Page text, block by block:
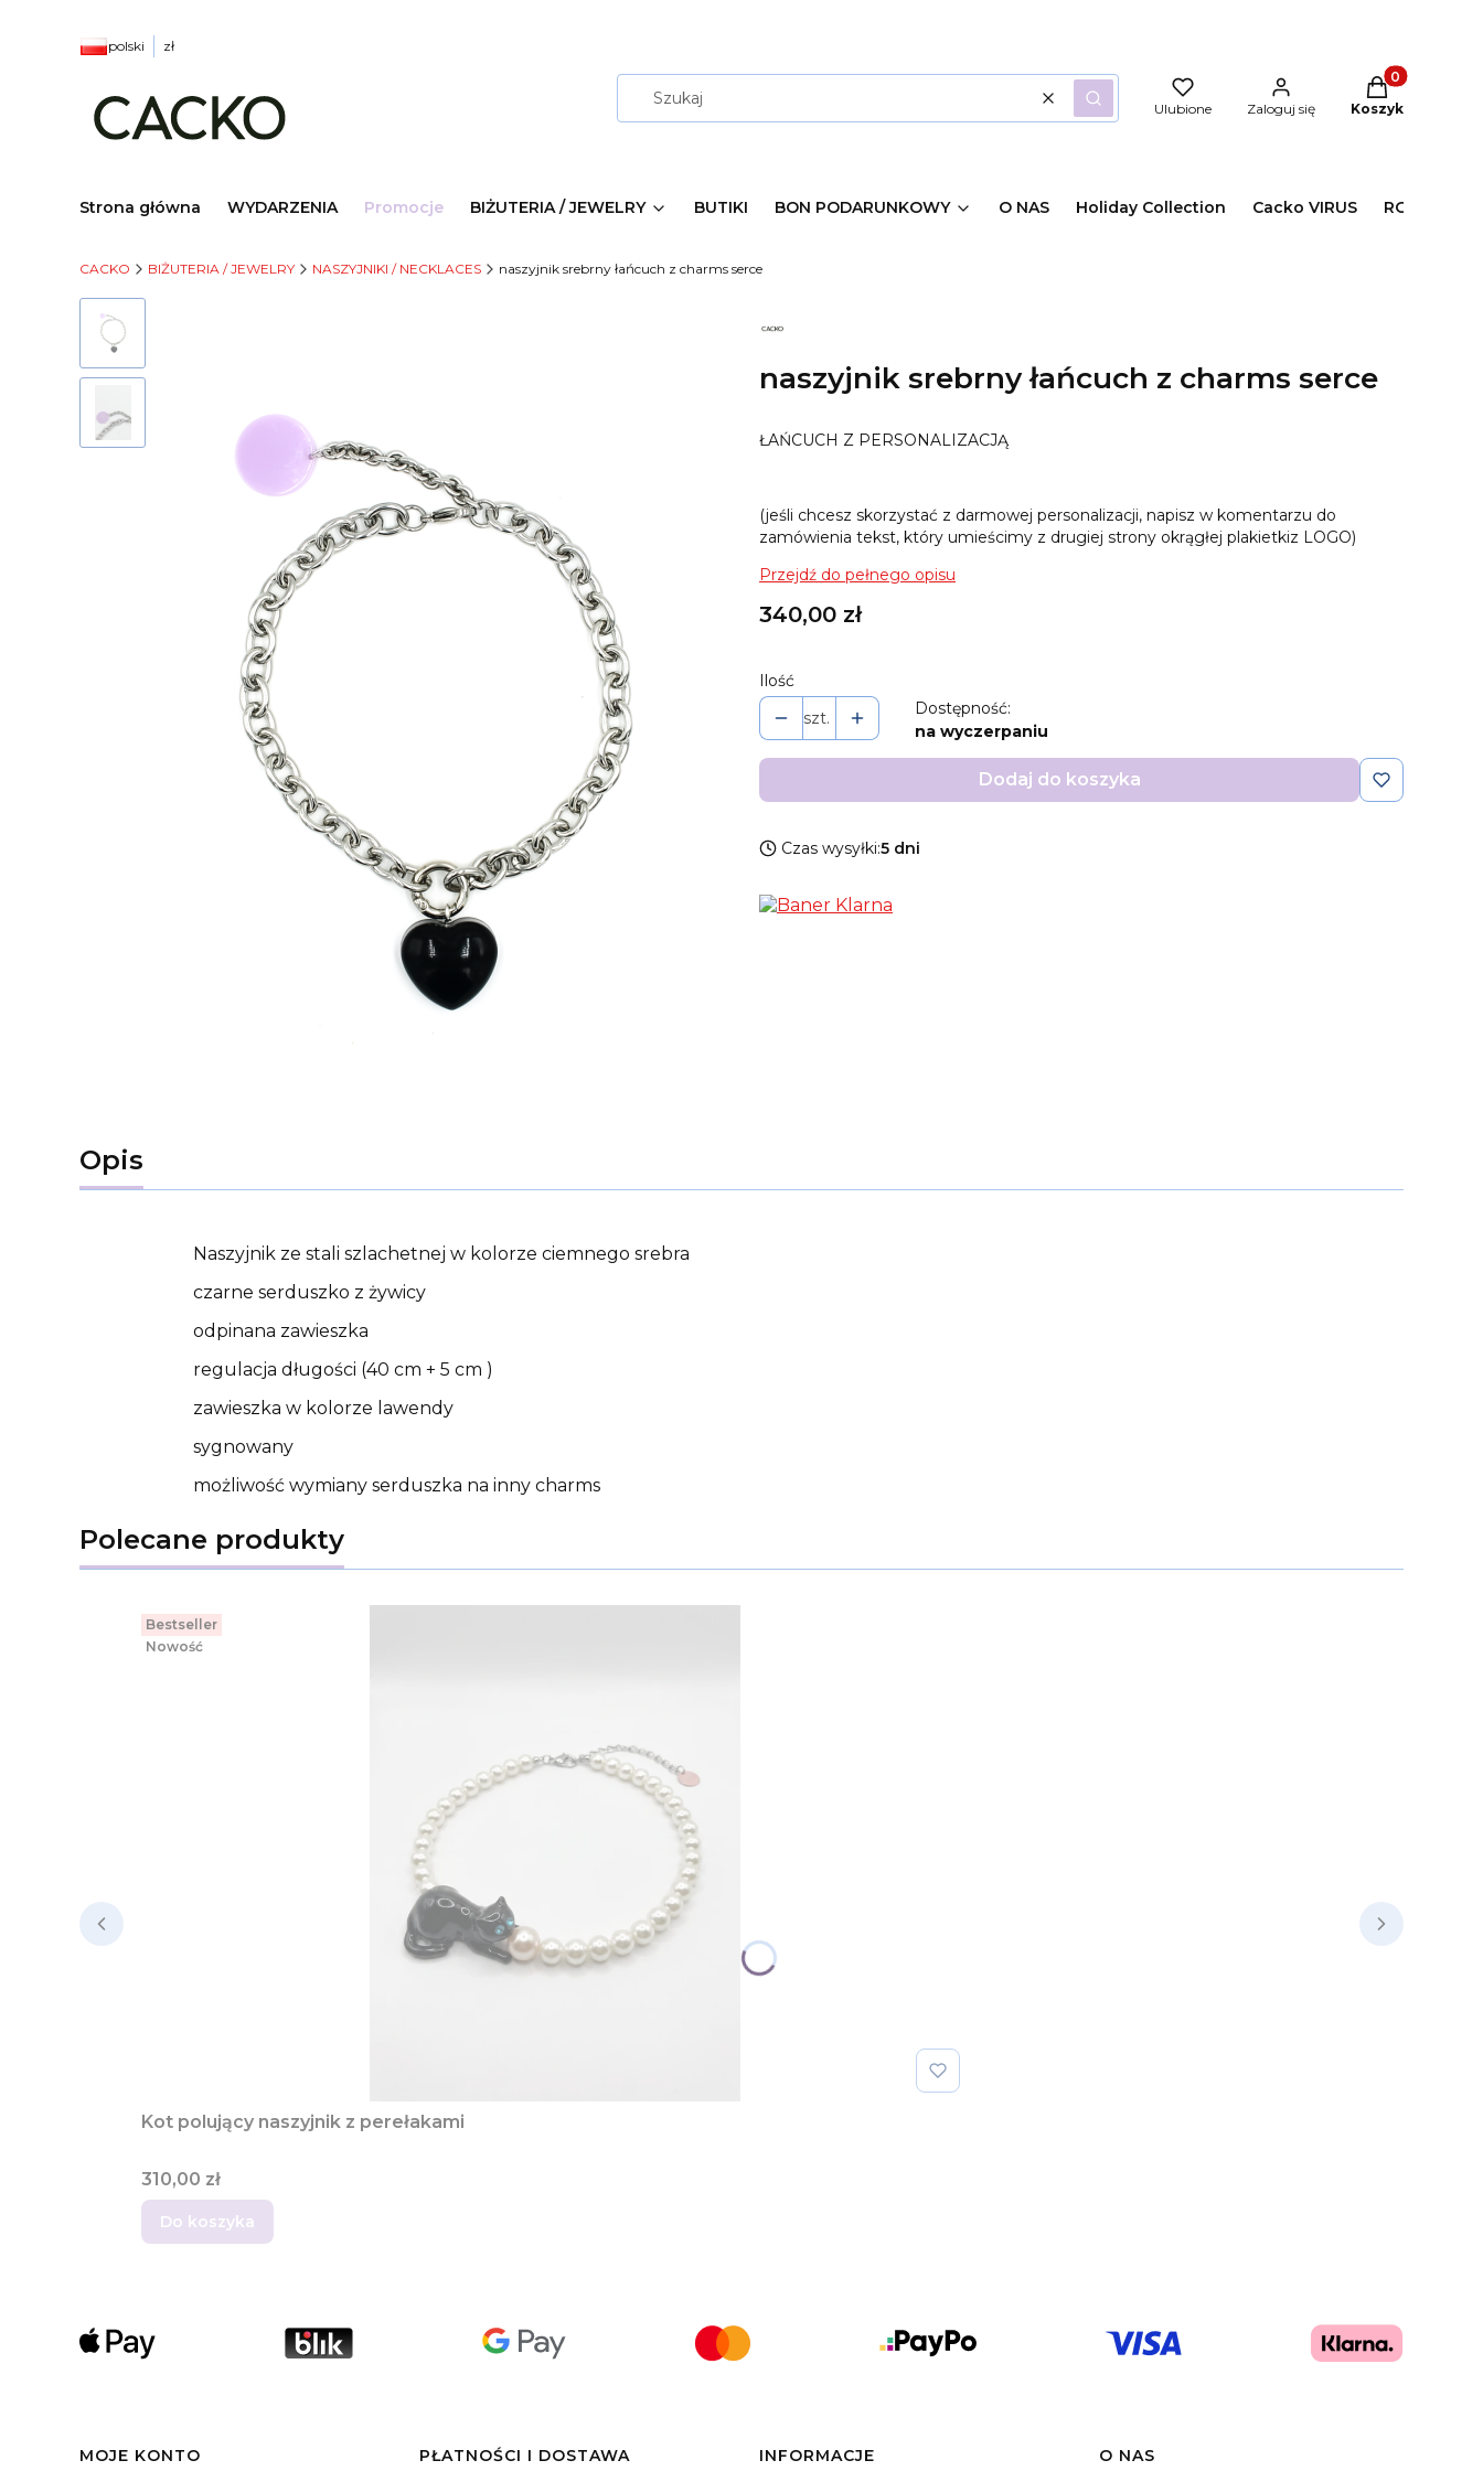
polski zł
WyczyśćSzukaj Ulubione Zaloguj się
Produkty w
Koszyk
Strona główna WYDARZENIA Promocje BIŻUTERIA / JEWELRY BUTIKI BON PODARUNKOWY O NAS Holiday Collection Cacko VIRUS ROZMIARY /
CACKO BIŻUTERIA / JEWELRY NASZYJNIKI / NECKLACES naszyjnik srebrny łańcuch z charms serce
naszyjnik srebrny łańcuch z charms serce
ŁAŃCUCH Z PERSONALIZACJĄ
(jeśli chcesz skorzystać z darmowej personalizacji, napisz w komentarzu do
zamówienia tekst, który umieścimy z drugiej strony okrągłej plakietkiz LOGO)
Przejdź do pełnego opisu
Cena
340,00 zł
Ilość
szt.
Dostępność:
na wyczerpaniu
Dodaj do koszyka
Czas wysyłki:5 dni
Opis
Naszyjnik ze stali szlachetnej w kolorze ciemnego srebra
czarne serduszko z żywicy
odpinana zawieszka
regulacja długości (40 cm + 5 cm )
zawieszka w kolorze lawendy
sygnowany
możliwość wymiany serduszka na inny charms
Polecane produkty
Bestseller
Nowość
Kot polujący naszyjnik z perełakami
Cena
310,00 zł
Do koszyka
Linki w stopce
MOJE KONTO PŁATNOŚCI I DOSTAWA INFORMACJE O NAS